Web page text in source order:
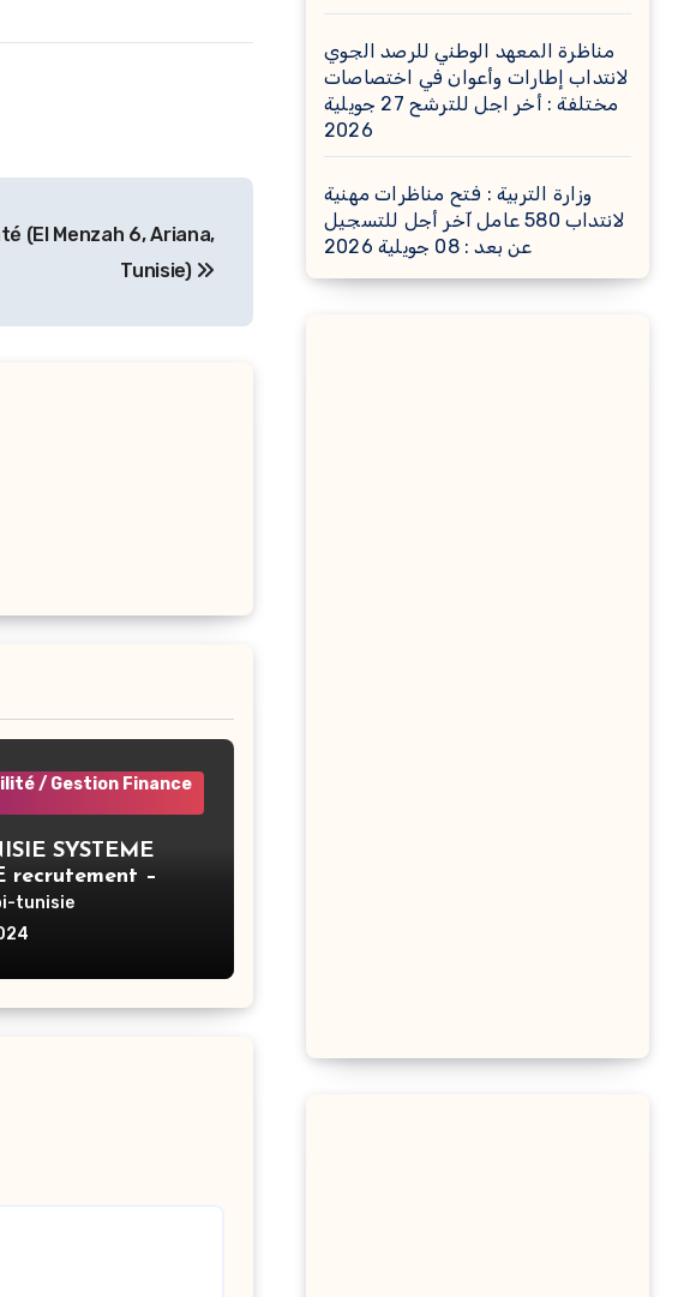
(El Menzah 6, Ariana,
Tunisie)
/ Gestion Finance
SYSTEME
recrutement –
interne – Tunis
tunisie
مناظرة المعهد الوطني للرصد الجوي
لانتداب إطارات وأعوان في اختصاصات
مختلفة : أخر اجل للترشح 27 جويلية
2026
وزارة التربية : فتح مناظرات مهنية
لانتداب 580 عامل آخر أجل للتسجيل
عن بعد : 08 جويلية 2026